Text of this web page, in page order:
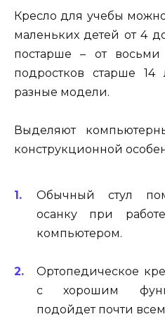
Кресло для учебы
маленьких детей от 4
постарше – от
подростков старше 14
разные модели.
Выделяют
конструкционной
Обычный стул
осанку при
компьютером.
Ортопедическое
с хорошим
подойдет почти